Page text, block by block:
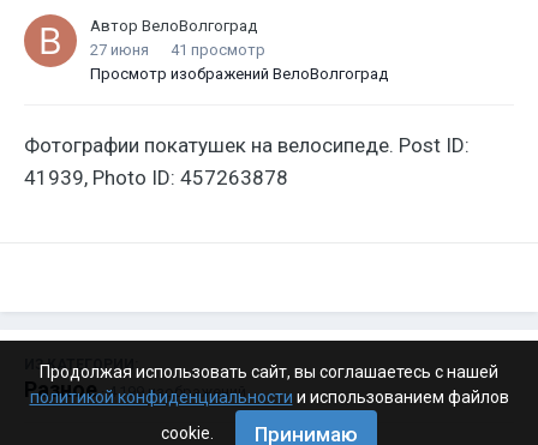
Автор ВелоВолгоград
27 июня
41 просмотр
Просмотр изображений ВелоВолгоград
Фотографии покатушек на велосипеде. Post ID:
41939, Photo ID: 457263878
ИЗ КАТЕГОРИИ:
Разное · 4 199 изображений
Продолжая использовать сайт, вы соглашаетесь с нашей
политикой конфиденциальности и использованием файлов
cookie.
Принимаю